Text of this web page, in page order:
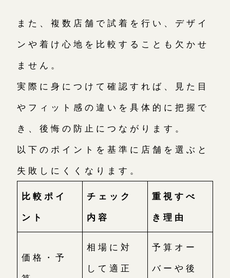
また、複数店舗で試着を行い、デザイ
ンや着け心地を比較することも欠かせ
ません。
実際に身につけて確認すれば、見た目
やフィット感の違いを具体的に把握で
き、後悔の防止につながります。
以下のポイントを基準に店舗を選ぶと
失敗しにくくなります。
比較ポイ
ント
チェック
内容
重視すべ
き理由
価格・予
相場に対
して適正
予算オー
バーや後